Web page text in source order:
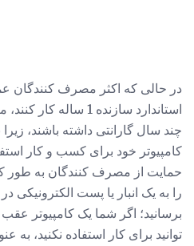
در حالی که اکثر مصرف کنندگان
چند سال گارانتی داشته باشند، زیرا
کامپیوتر خود برای کسب و کار
حمایت از مصرف کنندگان به طور
را به یک انبار یا پست الکترونیکی
برسانید؛ اگر شما یک کامپیوتر
توانید برای کار استفاده نکنید، به